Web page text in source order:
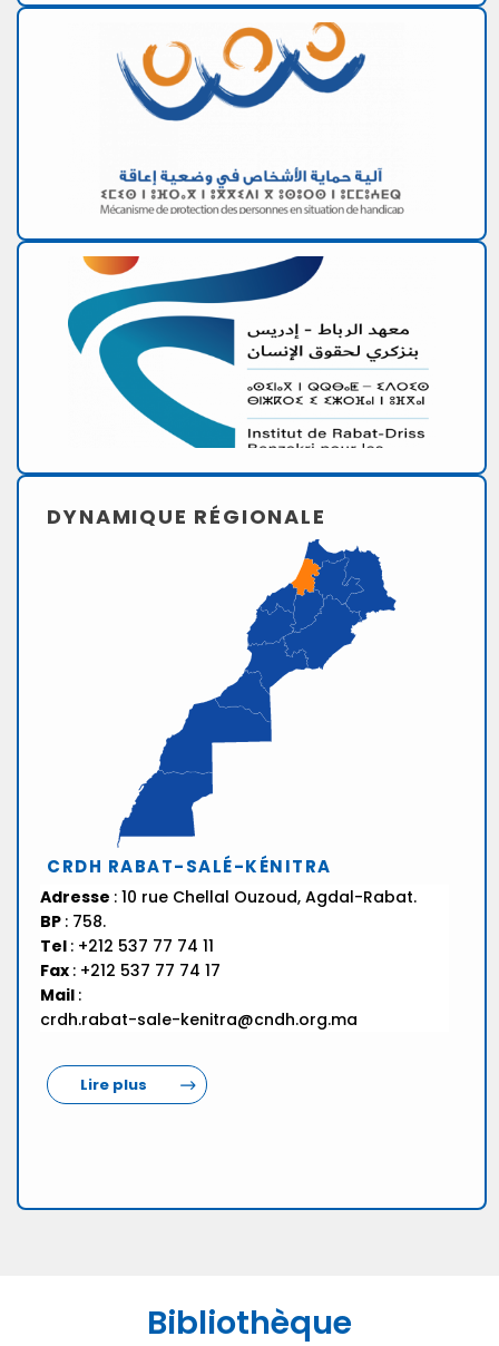
DYNAMIQUE RÉGIONALE
CRDH RABAT-SALÉ-KÉNITRA
Adresse : 10 rue Chellal Ouzoud, Agdal-Rabat.
BP : 758.
Tel : +212 537 77 74 11
Fax : +212 537 77 74 17
Mail :
crdh.rabat-sale-kenitra@cndh.org.ma
Lire plus
Bibliothèque